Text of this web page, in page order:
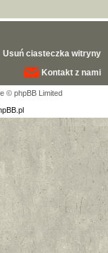
Usuń ciasteczka witryny
Kontakt z nami
© phpBB Limited